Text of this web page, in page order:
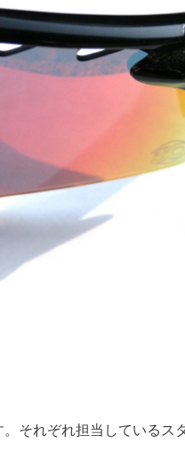
それぞれ担当しているス